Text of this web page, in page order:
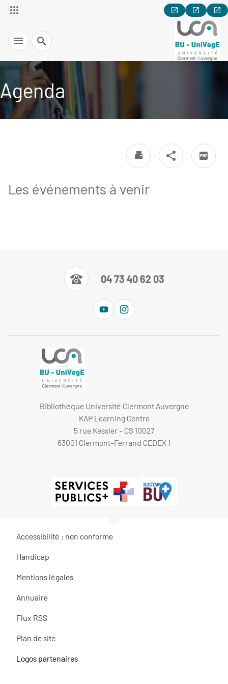
Recherche
Agenda
Les événements à venir
04 73 40 62 03
Bibliothèque Université Clermont Auvergne
KAP Learning Centre
5 rue Kessler - CS 10027
63001 Clermont-Ferrand CEDEX 1
Accessibilité : non conforme
Handicap
Mentions légales
Annuaire
Flux RSS
Plan de site
Logos partenaires